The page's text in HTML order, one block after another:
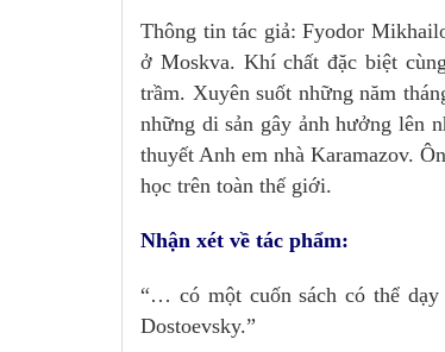
Thông tin tác giả: Fyodor
ở Moskva. Khí chất đặc biệt
trầm. Xuyên suốt những năm
những di sản gây ảnh hưởng lên
thuyết Anh em nhà Karamazov.
học trên toàn thế giới.
Nhận xét về tác phẩm:
“… có một cuốn sách có thể
Dostoevsky.”